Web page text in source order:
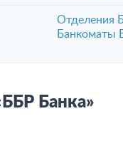
Отделения
Банкоматы
Банка»